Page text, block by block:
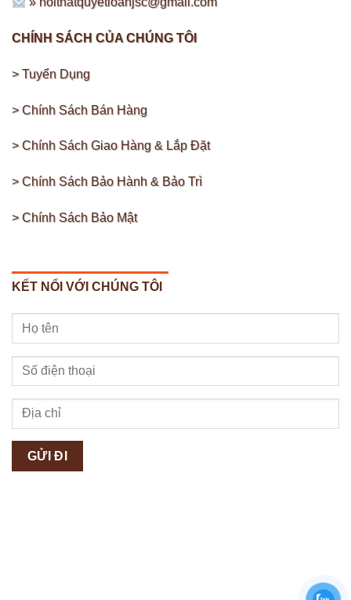
CHÍNH SÁCH CỦA CHÚNG TÔI
> Tuyển Dụng
> Chính Sách Bán Hàng
> Chính Sách Giao Hàng & Lắp Đặt
> Chính Sách Bảo Hành & Bảo Trì
> Chính Sách Bảo Mật
KẾT NỐI VỚI CHÚNG TÔI